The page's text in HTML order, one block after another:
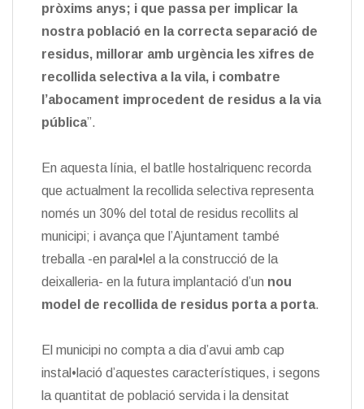
pròxims anys; i que passa per implicar la
nostra població en la correcta separació de
residus, millorar amb urgència les xifres de
recollida selectiva a la vila, i combatre
l’abocament improcedent de residus a la via
pública”.
En aquesta línia, el batlle hostalriquenc recorda
que actualment la recollida selectiva representa
només un 30% del total de residus recollits al
municipi; i avança que l’Ajuntament també
treballa -en paral•lel a la construcció de la
deixalleria- en la futura implantació d’un nou
model de recollida de residus porta a porta.
El municipi no compta a dia d’avui amb cap
instal•lació d’aquestes característiques, i segons
la quantitat de població servida i la densitat